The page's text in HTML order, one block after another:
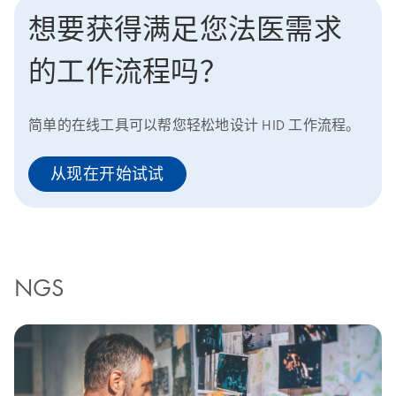
想要获得满足您法医需求
的工作流程吗？
简单的在线工具可以帮您轻松地设计 HID 工作流程。
从现在开始试试
NGS